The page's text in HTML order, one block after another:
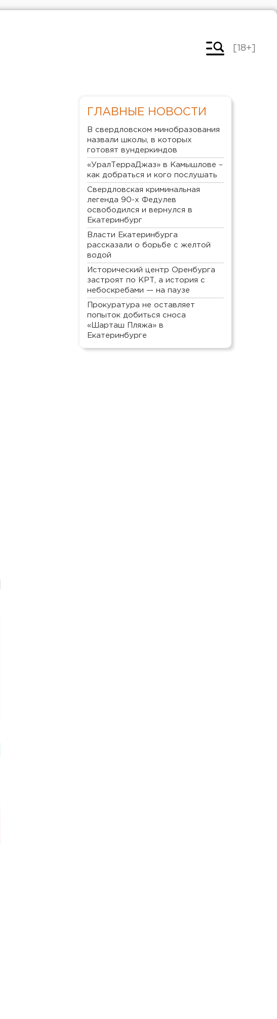
[18+]
ГЛАВНЫЕ НОВОСТИ
В свердловском минобразования
назвали школы, в которых
готовят вундеркиндов
«УралТерраДжаз» в Камышлове –
как добраться и кого послушать
Свердловская криминальная
легенда 90-х Федулев
освободился и вернулся в
Екатеринбург
Власти Екатеринбурга
рассказали о борьбе с желтой
водой
Исторический центр Оренбурга
застроят по КРТ, а история с
небоскребами — на паузе
Прокуратура не оставляет
попыток добиться сноса
«Шарташ Пляжа» в
Екатеринбурге